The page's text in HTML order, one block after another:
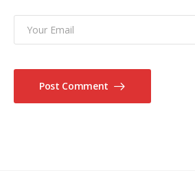
Post Comment